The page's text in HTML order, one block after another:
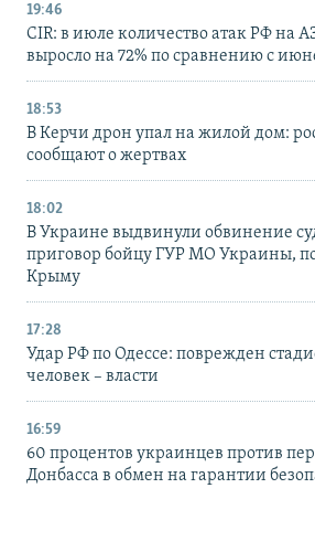
19:46
CIR: в июле количество атак РФ на
выросло на 72% по сравнению с
18:53
В Керчи дрон упал на жилой дом:
сообщают о жертвах
18:02
В Украине выдвинули обвинение
приговор бойцу ГУР МО Украины,
Крыму
17:28
Удар РФ по Одессе: поврежден
человек – власти
16:59
60 процентов украинцев против
Донбасса в обмен на гарантии